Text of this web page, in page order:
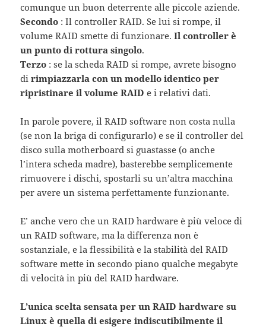
comunque un buon deterrente alle piccole aziende.
Secondo : Il controller RAID. Se lui si rompe, il
volume RAID smette di funzionare.Il controller è
un punto di rottura singolo.
Terzo : se la scheda RAID si rompe, avrete bisogno
dirimpiazzarla con un modello identico per
ripristinare il volume RAID e i relativi dati.
In parole povere, il RAID software non costa nulla
(se non la briga di configurarlo) e se il controller del
disco sulla motherboard si guastasse (o anche
l’intera scheda madre), basterebbe semplicemente
rimuovere i dischi, spostarli su un’altra macchina
per avere un sistema perfettamente funzionante.
E’ anche vero che un RAID hardware è più veloce di
un RAID software, ma la differenza non è
sostanziale, e la flessibilità e la stabilità del RAID
software mette in secondo piano qualche megabyte
di velocità in più del RAID hardware.
L’unica scelta sensata per un RAID hardware su
Linux è quella di esigere indiscutibilmente il